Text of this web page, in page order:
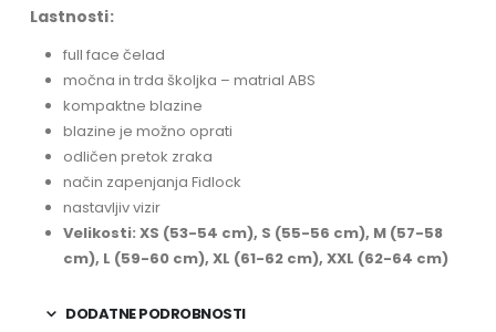
Lastnosti:
full face čelad
močna in trda školjka – matrial ABS
kompaktne blazine
blazine je možno oprati
odličen pretok zraka
način zapenjanja Fidlock
nastavljiv vizir
Velikosti: XS (53-54 cm), S (55-56 cm), M (57-58
cm), L (59-60 cm), XL (61-62 cm), XXL (62-64 cm)
DODATNE PODROBNOSTI